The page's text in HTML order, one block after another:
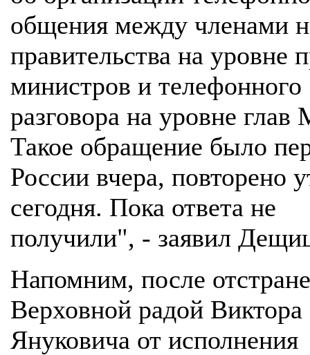
общения между членами
правительства на уровне
министров и телефонного
разговора на уровне
Такое обращение было
России вчера, повторено
сегодня. Пока ответа не
получили", - заявил
Напомним, после
Верховной радой Виктора
Януковича от исполнения